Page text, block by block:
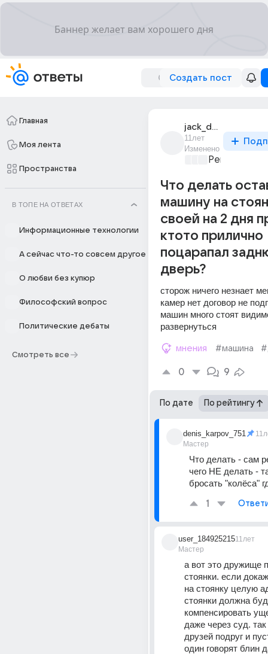
Создать пост
Главная
Моя лента
Пространства
В ТОПЕ НА ОТВЕТАХ
Информационные технологии
А сейчас что-то совсем другое
О любви без купюр
Философский вопрос
Политические дебаты
Смотреть все
jack_daniels_218
11лет
Изменено
Ремонт и
Что делать
машину на
своей на 2 дня
ктото прилично
поцарапал
дверь?
сторож ничего незнает
камер нет договор не
машин много стоят
развернуться
мнения #машина
0 9
По дате По рейтингу
denis_karpov_751
Мастер
Что делать - сам
чего НЕ делать -
бросать "колёса"
1
user_184925215
Мастер
11лет
а вот это дружище
стоянки. если
на стоянку целую
стоянки должна
компенсировать
даже через суд.
друзей подруг и
один говорят блин